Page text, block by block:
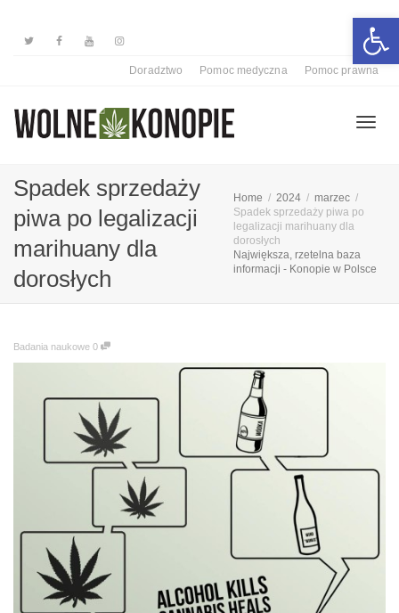
Doradztwo Pomoc medyczna Pomoc prawna
Spadek sprzedaży
piwa po legalizacji
marihuany dla
dorosłych
Home 2024
marzec
Spadek sprzedaży piwa po
legalizacji marihuany dla
dorosłych
Największa, rzetelna baza
informacji - Konopie w Polsce
Badania naukowe 0